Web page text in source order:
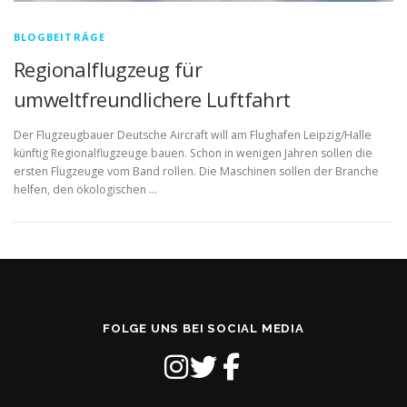
BLOGBEITRÄGE
Regionalflugzeug für
umweltfreundlichere Luftfahrt
Der Flugzeugbauer Deutsche Aircraft will am Flughafen Leipzig/Halle
künftig Regionalflugzeuge bauen. Schon in wenigen Jahren sollen die
ersten Flugzeuge vom Band rollen. Die Maschinen sollen der Branche
helfen, den ökologischen …
FOLGE UNS BEI SOCIAL MEDIA